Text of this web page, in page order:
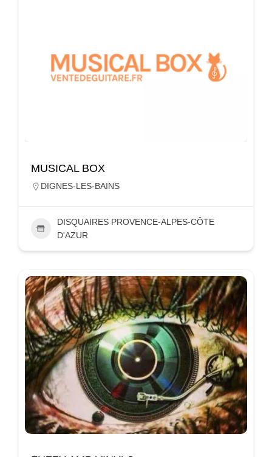
MUSICAL BOX
DIGNES-LES-BAINS
DISQUAIRES PROVENCE-ALPES-CÔTE
D'AZUR